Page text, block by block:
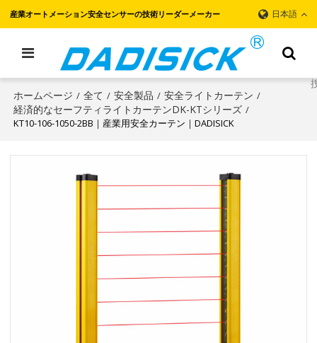
産業オートメーション安全センサーの技術リーダーメーカー 日本語
ホームページ / 全て / 安全製品 / 安全ライトカーテン /
経済的なセーフティライトカーテンDK-KTシリーズ /
KT10-106-1050-2BB｜産業用安全カーテン｜DADISICK